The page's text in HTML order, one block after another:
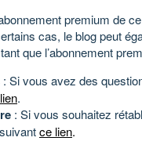
premium de
cas, le blog peut
que l’abonnement
: Si vous avez des
.
: Si vous souhaitez
ce lien.